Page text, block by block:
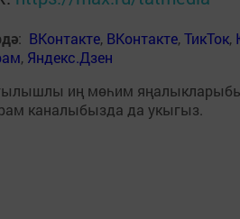
: ВКонтакте, ВКонтакте,ТикТок,
, Яндекс.Дзен
иң мөһим
каналыбызда да укыгыз.